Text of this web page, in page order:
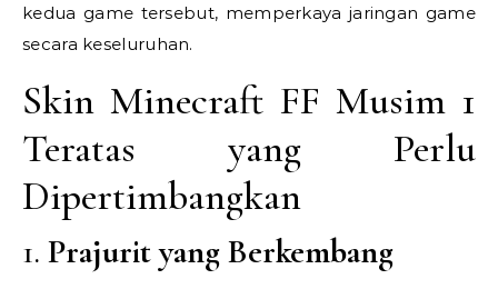
kedua game tersebut, memperkaya jaringan game
secara keseluruhan.
Skin Minecraft FF Musim 1
Teratas yang Perlu
Dipertimbangkan
1. Prajurit yang Berkembang